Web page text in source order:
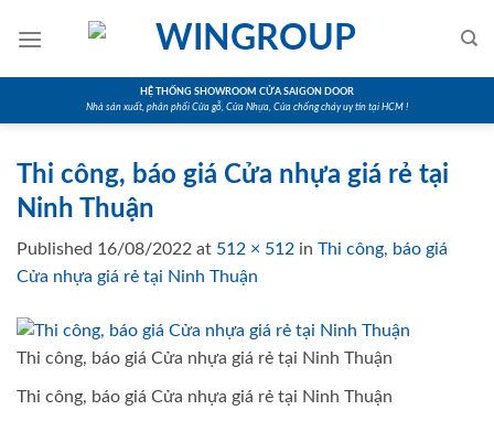
HỆ THỐNG SHOWROOM CỬA SAIGON DOOR
Nhà sản xuất, phân phối Cửa gỗ, Cửa Nhựa, Cửa chống cháy uy tín tại HCM !
Thi công, báo giá Cửa nhựa giá rẻ tại
Ninh Thuận
Published 16/08/2022 at 512 × 512 in Thi công, báo giá
Cửa nhựa giá rẻ tại Ninh Thuận
Thi công, báo giá Cửa nhựa giá rẻ tại Ninh Thuận
Thi công, báo giá Cửa nhựa giá rẻ tại Ninh Thuận